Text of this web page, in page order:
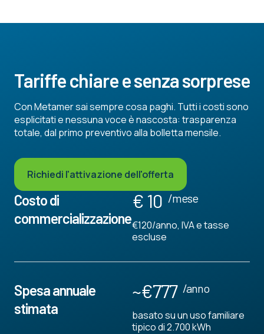
Tariffe chiare e senza sorprese
Con Metamer sai sempre cosa paghi. Tutti i costi sono
esplicitati e nessuna voce è nascosta: trasparenza
totale, dal primo preventivo alla bolletta mensile.
Richiedi l'attivazione dell'offerta
Costo di
commercializzazione
€ 10 /mese
€120/anno, IVA e tasse
escluse
Spesa annuale
stimata
~€777 /anno
basato su un uso familiare
tipico di 2.700 kWh